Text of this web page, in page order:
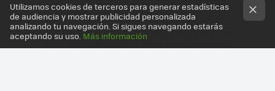
Utilizamos cookies de terceros para generar estadísticas
de audiencia y mostrar publicidad personalizada
analizando tu navegación. Si sigues navegando estarás
aceptando su uso. Más información